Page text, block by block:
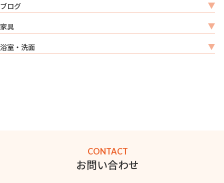
ブログ
家具
浴室・洗面
CONTACT
お問い合わせ